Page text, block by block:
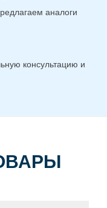
аналоги
консультацию и